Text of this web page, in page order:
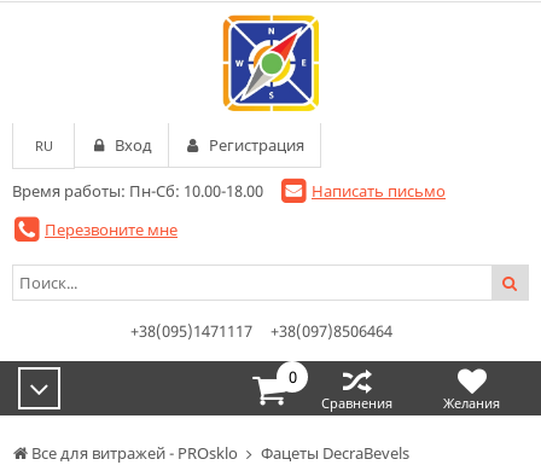
Все для витражей - PROsklo
Фацеты DecraBevels
Время работы: Пн-Сб: 10.00-18.00
Написать письмо
Перезвоните мне
RU Вход Регистрация
+38(095)1471117 +38(097)8506464
0
Сравнения Желания